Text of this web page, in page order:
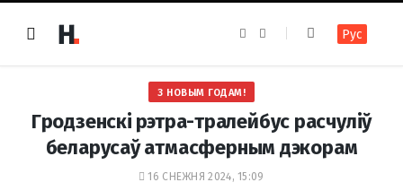
e
b
o
k
t
a
m
Рус
З НОВЫМ ГОДАМ!
Гродзенскі рэтра-тралейбус расчуліў
беларусаў атмасферным дэкорам
16 СНЕЖНЯ 2024, 15:09